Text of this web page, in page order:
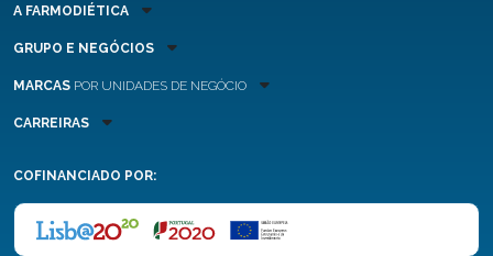
A FARMODIÉTICA
GRUPO E NEGÓCIOS
MARCAS POR UNIDADES DE NEGÓCIO
CARREIRAS
COFINANCIADO POR: